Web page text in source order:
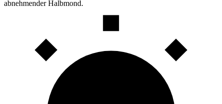
abnehmender Halbmond.